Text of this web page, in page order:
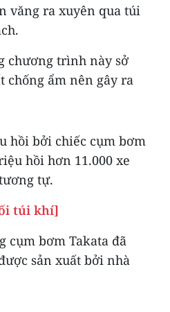
văng ra xuyên qua túi
chương trình này sở
chống ẩm nên gây ra
hồi bởi chiếc cụm bơm
hồi hơn 11.000 xe
tự.
túi khí]
cụm bơm Takata đã
sản xuất bởi nhà